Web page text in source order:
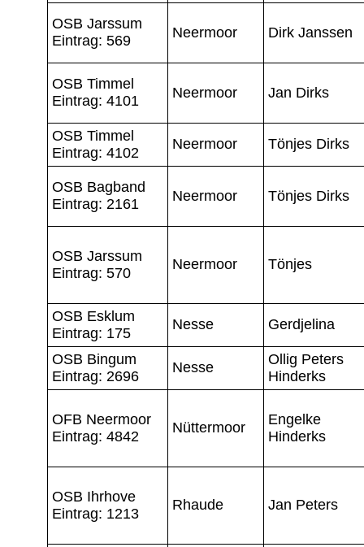
OSB Jarssum
Eintrag: 569
Neermoor Dirk Janssen
OSB Timmel
Eintrag: 4101
Neermoor Jan Dirks
OSB Timmel
Eintrag: 4102
Neermoor Tönjes Dirks
OSB Bagband
Eintrag: 2161
Neermoor Tönjes Dirks
OSB Jarssum
Eintrag: 570
Neermoor Tönjes
OSB Esklum
Eintrag: 175
Nesse Gerdjelina
OSB Bingum
Eintrag: 2696
Nesse
Ollig Peters
Hinderks
OFB Neermoor
Eintrag: 4842
Nüttermoor
Engelke
Hinderks
OSB Ihrhove
Eintrag: 1213
Rhaude Jan Peters